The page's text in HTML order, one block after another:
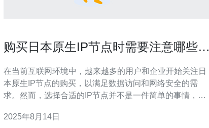
购买日本原生IP节点时需要注意哪些事
在当前互联网环境中，越来越多的用户和企业开始关注日
本原生IP节点的购买，以满足数据访问和网络安全的需
求。然而，选择合适的IP节点并不是一件简单的事情，涉
生IP节点时需要注意的事项，以及如何有效选择服务提供
2025年8月14日